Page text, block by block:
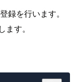
録を行います。
ます。